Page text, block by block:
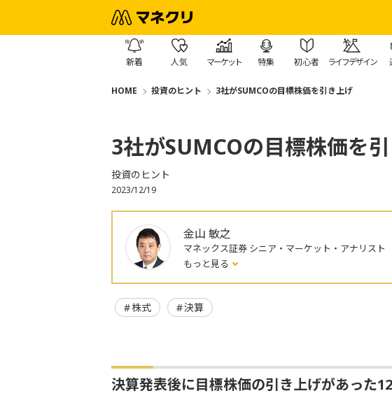
新着 人気 マーケット 特集 初心者 ライフデザイン
HOME 投資のヒント 3社がSUMCOの目標株価を引き上げ
3社がSUMCOの目標株価を
投資のヒント
2023/12/19
金山 敏之
マネックス証券 シニア・マーケット・アナリスト
もっと見る
株式 決算
決算発表後に目標株価の引き上げがあった